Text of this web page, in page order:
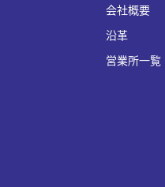
会社概要
沿革
営業所一覧